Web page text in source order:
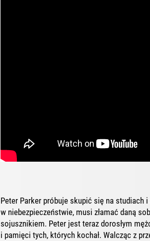
Peter Parker próbuje skupić się na studiach
w niebezpieczeństwie, musi złamać daną
sojusznikiem. Peter jest teraz dorosłym
i pamięci tych, których kochał. Walcząc z